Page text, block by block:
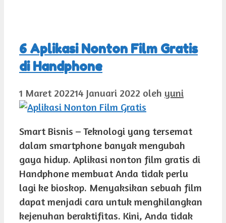
6 Aplikasi Nonton Film Gratis
di Handphone
1 Maret 202214 Januari 2022 oleh yuni
Smart Bisnis – Teknologi yang tersemat
dalam smartphone banyak mengubah
gaya hidup. Aplikasi nonton film gratis di
Handphone membuat Anda tidak perlu
lagi ke bioskop. Menyaksikan sebuah film
dapat menjadi cara untuk menghilangkan
kejenuhan beraktifitas. Kini, Anda tidak